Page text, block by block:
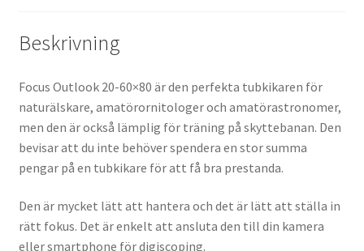
Beskrivning
Focus Outlook 20-60×80 är den perfekta tubkikaren för
naturälskare, amatörornitologer och amatörastronomer,
men den är också lämplig för träning på skyttebanan. Den
bevisar att du inte behöver spendera en stor summa
pengar på en tubkikare för att få bra prestanda.
Den är mycket lätt att hantera och det är lätt att ställa in
rätt fokus. Det är enkelt att ansluta den till din kamera
eller smartphone för digiscoping.